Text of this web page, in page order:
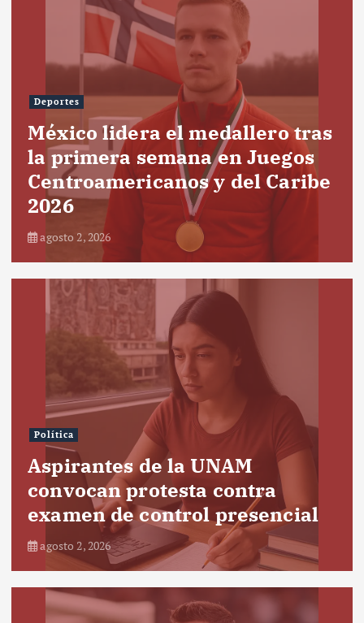
Deportes
México lidera el medallero tras
la primera semana en Juegos
Centroamericanos y del Caribe
2026
agosto 2, 2026
Política
Aspirantes de la UNAM
convocan protesta contra
examen de control presencial
agosto 2, 2026